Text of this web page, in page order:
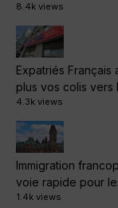
8.4k views
Expatriés Français
plus vos colis vers
4.3k views
Immigration
voie rapide pour
1.4k views